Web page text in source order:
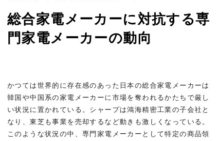
総合家電メーカーに対抗する専
門家電メーカーの動向
かつては世界的に存在感のあった日本の総合家電メーカーは
韓国や中国系の家電メーカーに市場を奪われるかたちで厳し
い状況に置かれている。シャープは鴻海精密工業の子会社と
なり、東芝も事業を売却するなど動きも激しくなっている。
このような状況の中、専門家電メーカーとして特定の商品領